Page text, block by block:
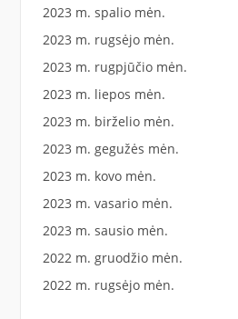
2023 m. spalio mėn.
2023 m. rugsėjo mėn.
2023 m. rugpjūčio mėn.
2023 m. liepos mėn.
2023 m. birželio mėn.
2023 m. gegužės mėn.
2023 m. kovo mėn.
2023 m. vasario mėn.
2023 m. sausio mėn.
2022 m. gruodžio mėn.
2022 m. rugsėjo mėn.